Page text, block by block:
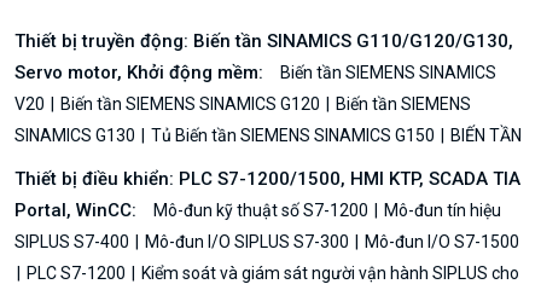
Thiết bị truyền động: Biến tần SINAMICS G110/G120/G130,
Servo motor, Khởi động mềm:
Biến tần SIEMENS SINAMICS
V20
Biến tần SIEMENS SINAMICS G120
Biến tần SIEMENS
SINAMICS G130
Tủ Biến tần SIEMENS SINAMICS G150 BIẾN TẦN
Thiết bị điều khiển: PLC S7-1200/1500, HMI KTP, SCADA TIA
Portal, WinCC:
Mô-đun kỹ thuật số S7-1200
Mô-đun tín hiệu
SIPLUS S7-400
Mô-đun I/O SIPLUS S7-300
Mô-đun I/O S7-1500
PLC S7-1200
Kiểm soát và giám sát người vận hành SIPLUS cho